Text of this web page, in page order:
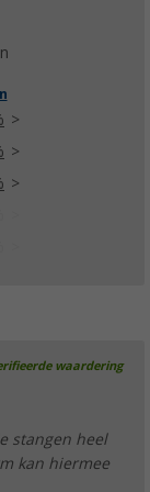
waardering
stangen heel
kan hiermee